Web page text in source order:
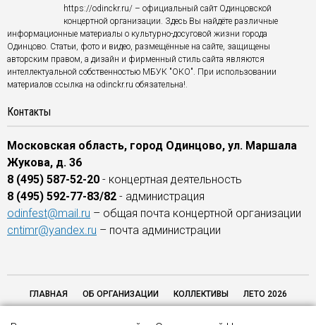
https://odinckr.ru/ – официальный сайт Одинцовской
концертной организации. Здесь Вы найдёте различные
информационные материалы о культурно-досуговой жизни города
Одинцово. Статьи, фото и видео, размещённые на сайте, защищены
авторским правом, а дизайн и фирменный стиль сайта являются
интеллектуальной собственностью МБУК "ОКО". При использовании
материалов ссылка на odinckr.ru обязательна!.
Контакты
Московская область, город Одинцово, ул. Маршала
Жукова, д. 36
8 (495) 587-52-20 - концертная деятельность
8 (495) 592-77-83/82 - администрация
odinfest@mail.ru – общая почта концертной организации
cntimr@yandex.ru – почта администрации
ГЛАВНАЯ ОБ ОРГАНИЗАЦИИ КОЛЛЕКТИВЫ ЛЕТО 2026